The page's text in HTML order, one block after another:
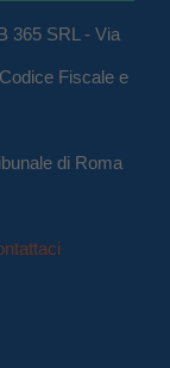
365 SRL - Via
Fiscale e
di Roma